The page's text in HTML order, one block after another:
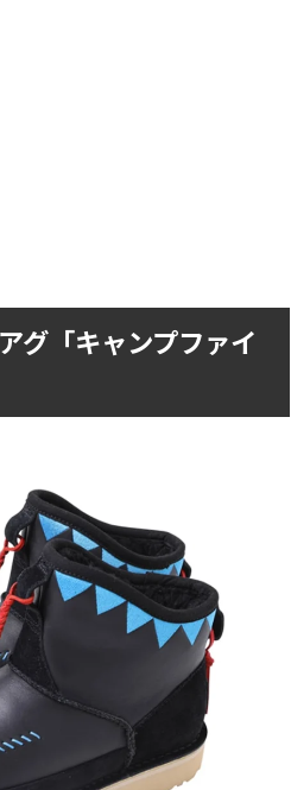
グ「キャンプファイ